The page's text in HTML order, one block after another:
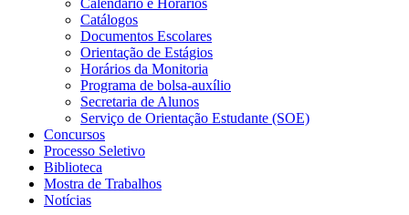
Calendário e Horários
Catálogos
Documentos Escolares
Orientação de Estágios
Horários da Monitoria
Programa de bolsa-auxílio
Secretaria de Alunos
Serviço de Orientação Estudante (SOE)
Concursos
Processo Seletivo
Biblioteca
Mostra de Trabalhos
Notícias